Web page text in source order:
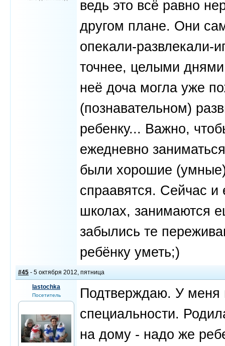
ведь это всё равно
другом плане. Они
опекали-развлекали-
точнее, целыми
неё доча могла уже
(познавательном)
ребенку... Важно,
ежедневно
были хорошие
спраавятся. Сейчас
школах, занимаются
забылись те
ребёнку уметь;)
#45 - 5 октября 2012, пятница
lastochka
Посетитель
Подтверждаю. У меня
специальности.
на дому - надо же